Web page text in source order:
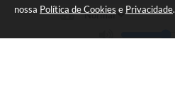
nossa Política de Cookies e Privacidade.